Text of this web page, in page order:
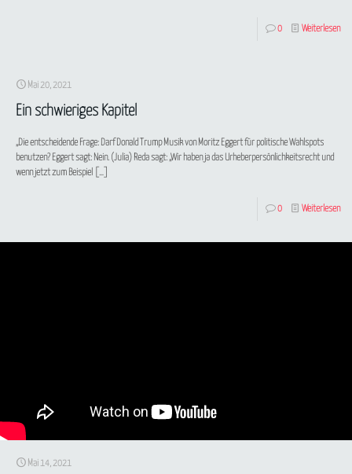
0 Weiterlesen
Mai 20, 2021
Ein schwieriges Kapitel
„Die entscheidende Frage: Darf Donald Trump Musik von Moritz Eggert für politische Wahlspots
benutzen? Eggert sagt: Nein. (Julia) Reda sagt: „Wir haben ja das Urheberpersönlichkeitsrecht und
wenn jetzt zum Beispiel
[…]
0 Weiterlesen
Mai 14, 2021